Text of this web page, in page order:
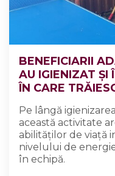
BENEFICIARII
AU IGIENIZAT ȘI
ÎN CARE
Pe lângă
această activitate
abilităţilor de viaţă
nivelului de
în echipă.